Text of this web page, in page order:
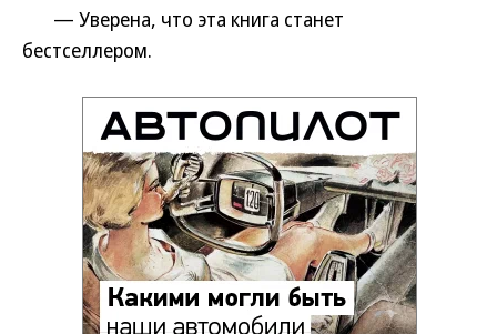
— Уверена, что эта книга станет
бестселлером.